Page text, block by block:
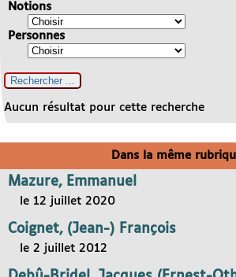
Notions
Personnes
Aucun résultat pour cette recherche
Dans la même
Mazure, Emmanuel
le 12 juillet 2020
Coignet, (Jean-) François
le 2 juillet 2012